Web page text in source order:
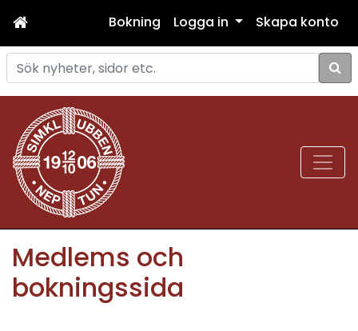
Bokning Logga in Skapa konto
Sök
Medlems och
bokningssida